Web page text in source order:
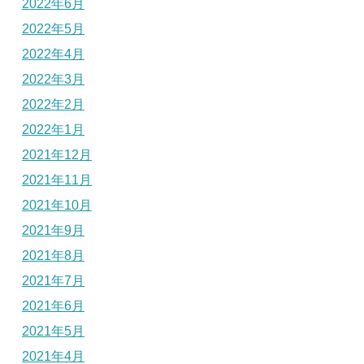
2022年6月
2022年5月
2022年4月
2022年3月
2022年2月
2022年1月
2021年12月
2021年11月
2021年10月
2021年9月
2021年8月
2021年7月
2021年6月
2021年5月
2021年4月